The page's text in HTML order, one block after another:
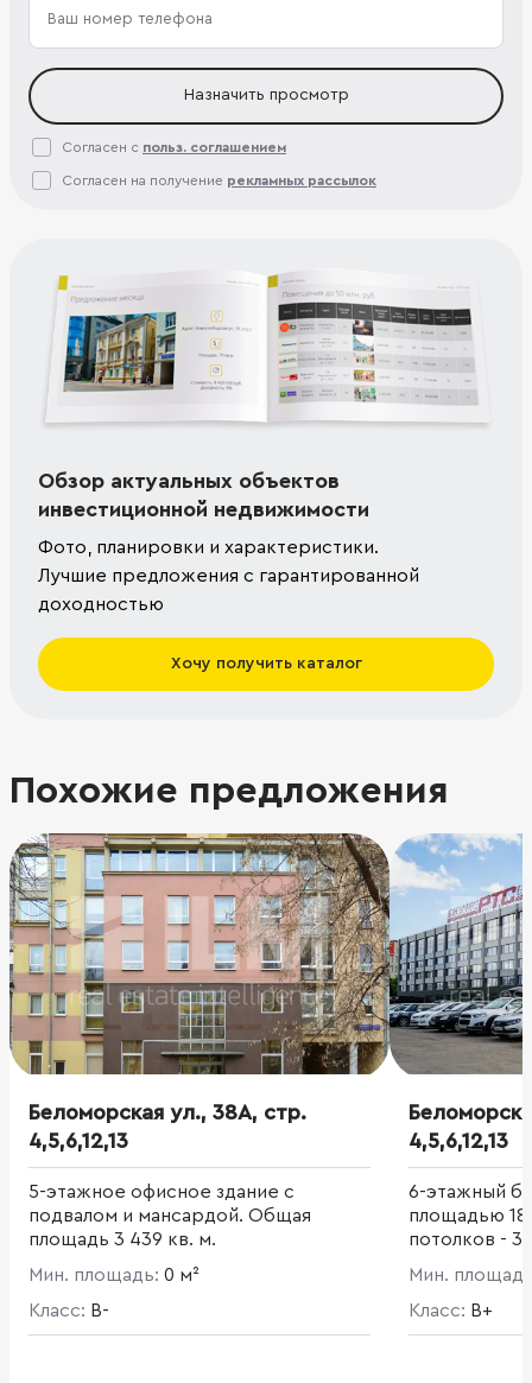
Назначить просмотр
Согласен с польз. соглашением
Согласен на получение рекламных рассылок
Обзор актуальных объектов
инвестиционной недвижимости
Фото, планировки и характеристики.
Лучшие предложения с гарантированной
доходностью
Хочу получить каталог
Похожие предложения
Беломорская ул., 38А, стр.
4,5,6,12,13
5-этажное офисное здание с
подвалом и мансардой. Общая
площадь 3 439 кв. м.
Мин. площадь: 0 м²
Класс: B-
4,5,6,12,13
6-этажный
площадью 18
потолков -
панорамным
первом и
Мин.
Класс: B+